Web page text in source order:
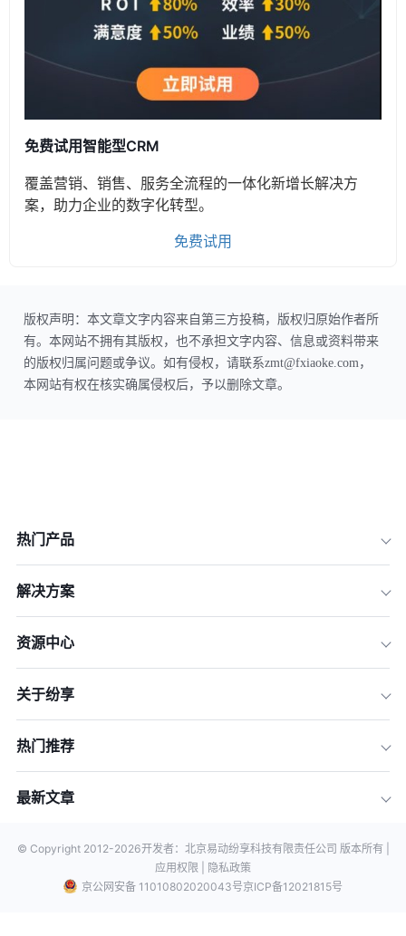
免费试用智能型CRM
覆盖营销、销售、服务全流程的一体化新增长解决方
案，助力企业的数字化转型。
免费试用
版权声明：本文章文字内容来自第三方投稿，版权归原始作者所
有。本网站不拥有其版权，也不承担文字内容、信息或资料带来
的版权归属问题或争议。如有侵权，请联系zmt@fxiaoke.com，
本网站有权在核实确属侵权后，予以删除文章。
热门产品
解决方案
资源中心
关于纷享
热门推荐
最新文章
© Copyright 2012-2026开发者：北京易动纷享科技有限责任公司 版本所有 |
应用权限 |
隐私政策
京公网安备 11010802020043号京ICP备12021815号